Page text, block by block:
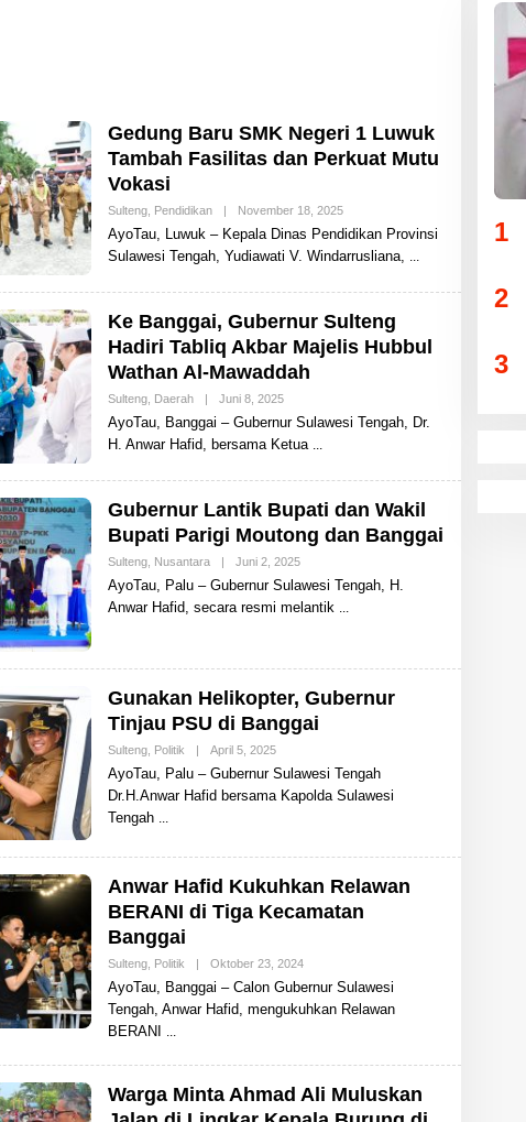
Gedung Baru SMK Negeri 1 Luwuk
Tambah Fasilitas dan Perkuat Mutu
Vokasi
Sulteng, Pendidikan November 18, 2025O
L
E
H
T
U
AyoTau, Luwuk – Kepala Dinas Pendidikan Provinsi
Sulawesi Tengah, Yudiawati V. Windarrusliana,
Ke Banggai, Gubernur Sulteng
Hadiri Tabliq Akbar Majelis Hubbul
Wathan Al-Mawaddah
Sulteng, Daerah Juni 8, 2025O
E
H
T
U
AyoTau, Banggai – Gubernur Sulawesi Tengah, Dr.
H. Anwar Hafid, bersama Ketua
Gubernur Lantik Bupati dan Wakil
Bupati Parigi Moutong dan Banggai
Sulteng, Nusantara Juni 2, 2025O
E
H
T
U
AyoTau, Palu – Gubernur Sulawesi Tengah, H.
Anwar Hafid, secara resmi melantik
Gunakan Helikopter, Gubernur
Tinjau PSU di Banggai
Sulteng, Politik April 5, 2025O
L
E
H
T
U
AyoTau, Palu – Gubernur Sulawesi Tengah
Dr.H.Anwar Hafid bersama Kapolda Sulawesi
Tengah
Anwar Hafid Kukuhkan Relawan
BERANI di Tiga Kecamatan
Banggai
Sulteng, Politik Oktober 23, 2024O
E
H
A
U
AyoTau, Banggai – Calon Gubernur Sulawesi
Tengah, Anwar Hafid, mengukuhkan Relawan
BERANI
Warga Minta Ahmad Ali Muluskan
1
2
3